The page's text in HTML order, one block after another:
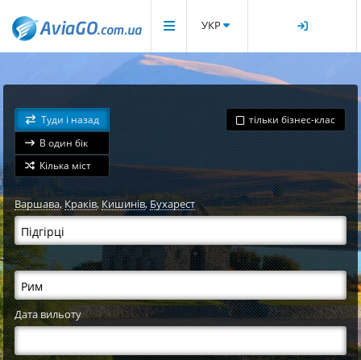
УКР
Туди і назад
В один бік
Кілька міст
тільки бізнес-клас
Варшава,Краків,Кишинів,Бухарест
Дата вильоту